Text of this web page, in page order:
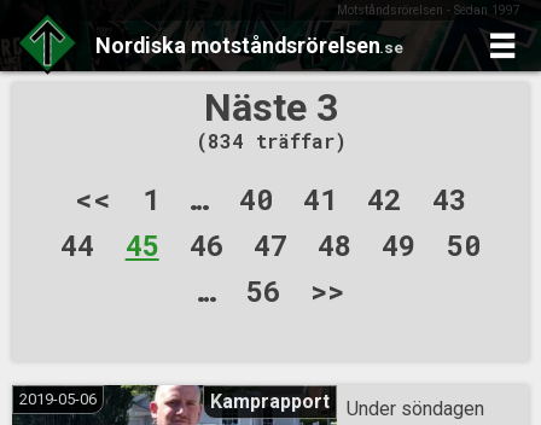
Motståndsrörelsen - Sedan 1997
Nordiska motståndsrörelsen.se
to
content
(834 träffar)
Näste 3
Sidnumrering
för
inlägg
<< 1 … 40 41 42
43
44
45 46 47 48 49
50
…
56 >>
2019-05-06 Kamprapport
Under söndagen